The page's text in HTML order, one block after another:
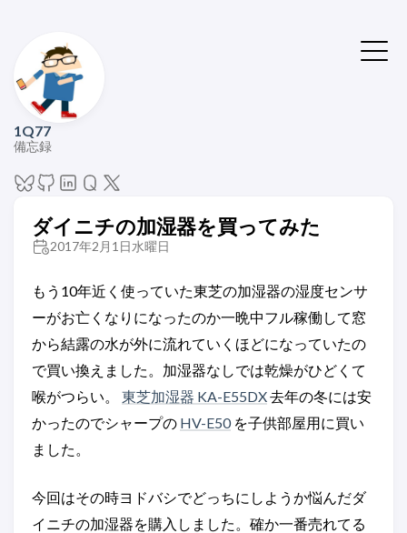
1Q77
備忘録
ダイニチの加湿器を買ってみた
2017年2月1日水曜日
もう10年近く使っていた東芝の加湿器の湿度センサ
ーがお亡くなりになったのか一晩中フル稼働して窓
から結露の水が外に流れていくほどになっていたの
で買い換えました。加湿器なしでは乾燥がひどくて
喉がつらい。 東芝加湿器 KA-E55DX去年の冬には安
かったのでシャープの HV-E50を子供部屋用に買い
ました。
今回はその時ヨドバシでどっちにしようか悩んだダ
イニチの加湿器を購入しました。確か一番売れてる